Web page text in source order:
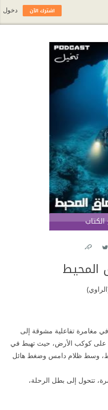
المحيط
مغامرة تفاعلية مشوقة إلى
على كوكب الأرض، حيث تهبط في
وسط ظلام دامس وضغط هائل
تتحول إلى بطل الرحلة،
اشترك الآن دخول